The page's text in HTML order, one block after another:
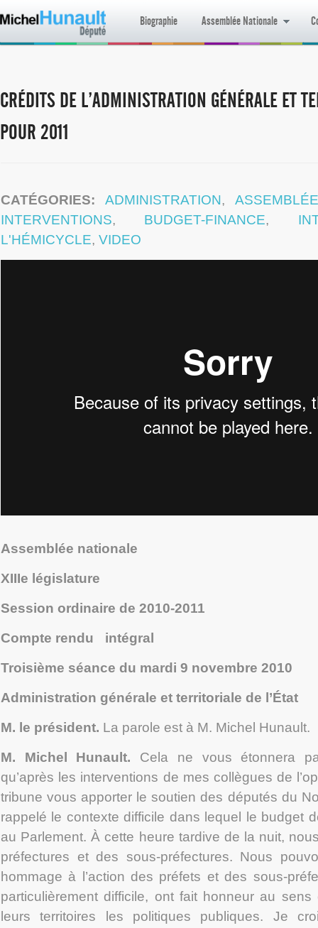
Biographie Assemblée Nationale
CRÉDITS DE L’ADMINISTRATION GÉNÉRALE ET
POUR 2011
CATÉGORIES: ADMINISTRATION,
INTERVENTIONS, BUDGET-FINANCE,
L'HÉMICYCLE, VIDEO
Assemblée nationale
XIIIe législature
Session ordinaire de 2010-2011
Compte rendu intégral
Troisième séance du mardi 9 novembre 2010
Administration générale et territoriale de l’État
M. le président. La parole est à M. Michel Hunault.
M. Michel Hunault. Cela ne vous étonnera
qu’après les interventions de mes collègues de
tribune vous apporter le soutien des députés du
rappelé le contexte difficile dans lequel le budget
au Parlement. À cette heure tardive de la nuit,
préfectures et des sous-préfectures. Nous
hommage à l’action des préfets et des sous-
particulièrement difficile, ont fait honneur au sens
leurs territoires les politiques publiques. Je